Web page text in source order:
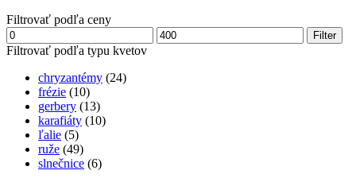
Filtrovať podľa ceny
Minimálna
cena
Maximálna
cena
Filter
Filtrovať podľa typu kvetov
chryzantémy (24)
frézie (10)
gerbery (13)
karafiáty (10)
ľalie (5)
ruže (49)
slnečnice (6)